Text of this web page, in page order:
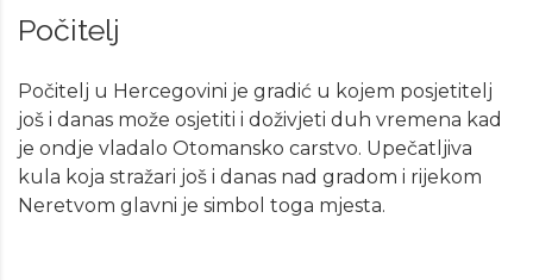
Počitelj
Počitelj u Hercegovini je gradić u kojem posjetitelj
još i danas može osjetiti i doživjeti duh vremena kad
je ondje vladalo Otomansko carstvo. Upečatljiva
kula koja stražari još i danas nad gradom i rijekom
Neretvom glavni je simbol toga mjesta.